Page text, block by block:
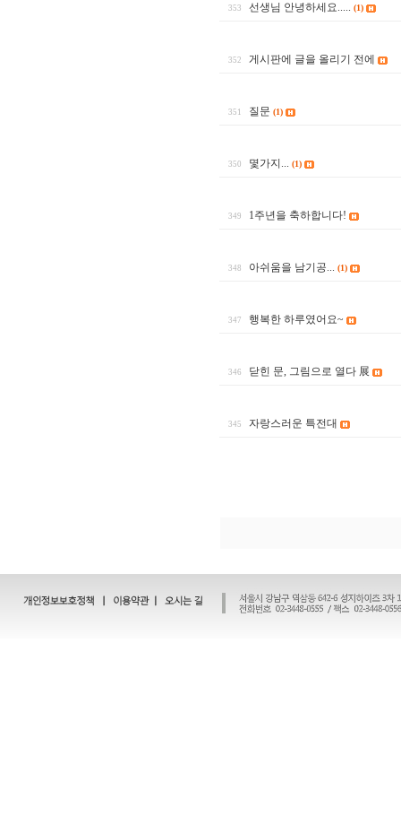
353 선생님 안녕하세요..... (1)
352 게시판에 글을 올리기 전에
351 질문 (1)
350 몇가지... (1)
349 1주년을 축하합니다!
348 아쉬움을 남기공... (1)
347 행복한 하루였어요~
346 닫힌 문, 그림으로 열다 展
345 자랑스러운 특전대